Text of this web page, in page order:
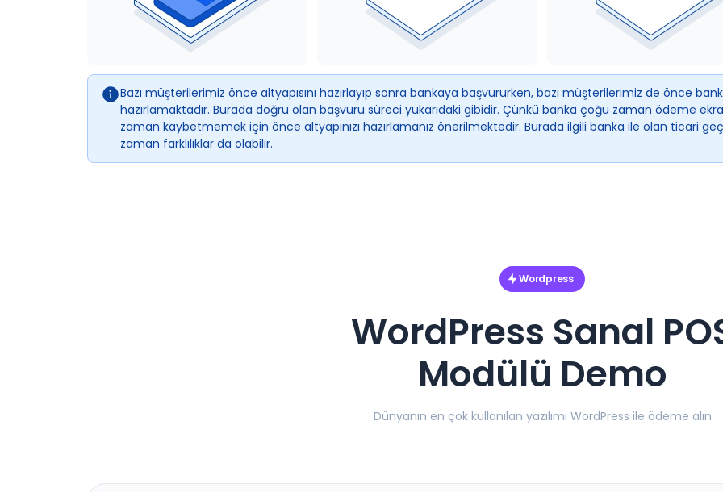
Bazı müşterilerimiz önce altyapısını hazırlayıp sonra bankaya başvururken, bazı müşterilerimiz de önce
hazırlamaktadır. Burada doğru olan başvuru süreci yukarıdaki gibidir. Çünkü banka çoğu zaman ödeme
zaman kaybetmemek için önce altyapınızı hazırlamanız önerilmektedir. Burada ilgili banka ile olan ticari
zaman farklılıklar da olabilir.
Wordpress
WordPress Sanal
Modülü Demo
Dünyanın en çok kullanılan yazılımı WordPress ile ödeme alın